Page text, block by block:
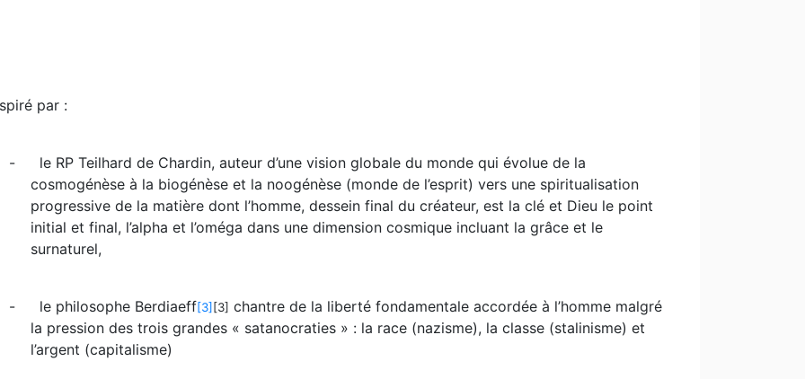
par :
-
le RP Teilhard de Chardin, auteur d’une vision globale du monde qui évolue de la
cosmogénèse à la biogénèse et la noogénèse (monde de l’esprit) vers une spiritualisation
progressive de la matière dont l’homme, dessein final du créateur, est la clé et Dieu le point
initial et final, l’alpha et l’oméga dans une dimension cosmique incluant la grâce et le
surnaturel,
- le philosophe Berdiaeff[3] [3] chantre de la liberté fondamentale accordée à l’homme malgré
la pression des trois grandes « satanocraties » : la race (nazisme), la classe (stalinisme) et
l’argent (capitalisme)